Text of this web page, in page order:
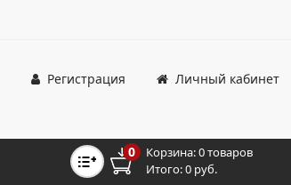
Личный кабинет
Регистрация
0 Корзина:0 товаров
Итого:0 руб.